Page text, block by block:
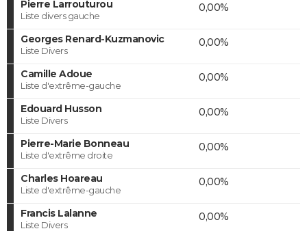
Pierre Larrouturou
Liste divers gauche
0,00%
Georges Renard-Kuzmanovic
Liste Divers
0,00%
Camille Adoue
Liste d'extrême-gauche
0,00%
Edouard Husson
Liste Divers
0,00%
Pierre-Marie Bonneau
Liste d'extrême droite
0,00%
Charles Hoareau
Liste d'extrême-gauche
0,00%
Francis Lalanne
Liste Divers
0,00%